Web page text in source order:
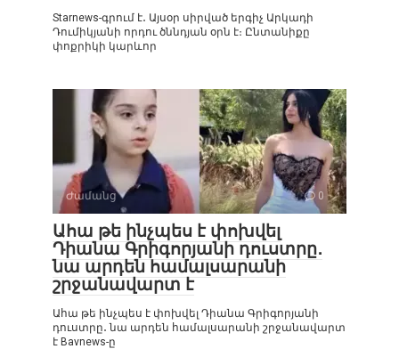
Starnews-գրում է․ Այսօր սիրված երգիչ Արկադի
Դումիկյանի որդու ծննդյան օրն է։ Ընտանիքը
փոքրիկի կարևոր
Ժամանց 0
Ահա թե ինչպես է փոխվել
Դիանա Գրիգորյանի դուստրը․
նա արդեն համալսարանի
շրջանավարտ է
Ահա թե ինչպես է փոխվել Դիանա Գրիգորյանի
դուստրը․ նա արդեն համալսարանի շրջանավարտ
է Bavnews-ը